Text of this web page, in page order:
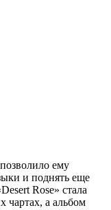
ему
и поднять еще
Rose» стала
чартах, а альбом